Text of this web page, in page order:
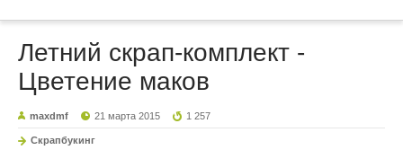
Летний скрап-комплект -
Цветение маков
maxdmf 21 марта 2015 1 257
Скрапбукинг